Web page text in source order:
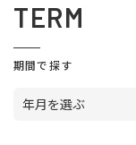
TERM
期間で探す
年月を選ぶ